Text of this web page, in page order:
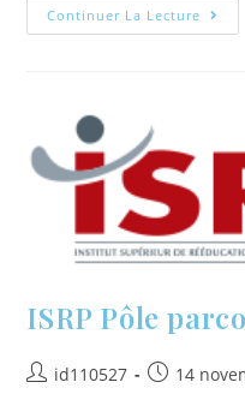
Continuer La Lecture
ISRP Pôle
id110527 14